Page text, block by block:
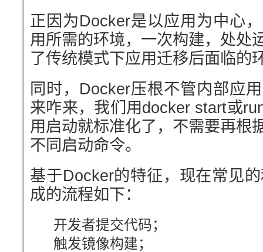
正因为Docker是以应用为中心
用所需的环境，一次构建，处处
了传统模式下应用迁移后面临的
同时，Docker压根不管内部应
来咋来，我们用docker start或
用启动就标准化了，不需要再根
不同启动命令。
基于Docker的特征，现在常见
成的流程如下：
开发者提交代码；
触发镜像构建；